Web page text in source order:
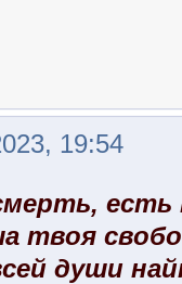
19:54
есть
твоя
души